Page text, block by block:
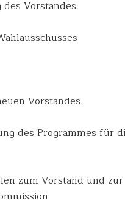
Vorstandes
Vorstandes
des Programmes für
zum Vorstand und zur
sion